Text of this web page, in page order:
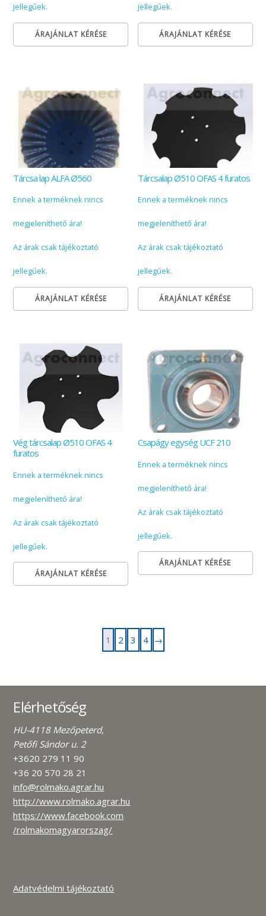
jellegűek.
ÁRAJÁNLAT KÉRÉSE
jellegűek.
ÁRAJÁNLAT KÉRÉSE
Tárcsa lap ALFA Ø560
Ennek a terméknek nincs
megjeleníthető ára!
Az árak csak tájékoztató
jellegűek.
ÁRAJÁNLAT KÉRÉSE
Tárcsalap Ø510 OFAS 4 furatos
Ennek a terméknek nincs
megjeleníthető ára!
Az árak csak tájékoztató
jellegűek.
ÁRAJÁNLAT KÉRÉSE
Vég tárcsalap Ø510 OFAS 4
furatos
Ennek a terméknek nincs
megjeleníthető ára!
Az árak csak tájékoztató
jellegűek.
ÁRAJÁNLAT KÉRÉSE
Csapágy egység UCF 210
Ennek a terméknek nincs
megjeleníthető ára!
Az árak csak tájékoztató
jellegűek.
ÁRAJÁNLAT KÉRÉSE
1 2 3 4 →
Elérhetőség
HU-4118 Mezőpeterd,
Petőfi Sándor u. 2
+3620 279 11 90
+36 20 570 28 21
info@rolmako.agrar.hu
http://www.rolmako.agrar.hu
https://www.facebook.com
/rolmakomagyarorszag/
Adatvédelmi tájékoztató